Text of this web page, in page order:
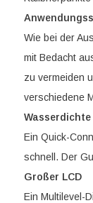
Wie bei der
mit Bedacht
zu vermeiden
verschiedene
Wasserdichte
Ein Quick-
schnell. Der
Großer LCD
Ein Multilevel-